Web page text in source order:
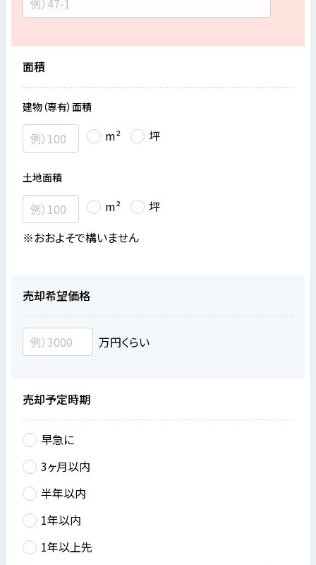
面積
建物（専有）面積
m² 坪
土地面積
m²
坪
※おおよそで構いません
売却希望価格
万円くらい
売却予定時期
早急に
3ヶ月以内
半年以内
1年以内
1年以上先